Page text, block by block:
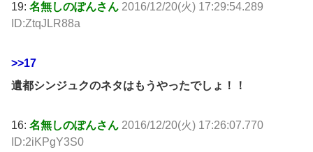
19: 名無しのぽんさん 2016/12/20(火) 17:29:54.289
ID:ZtqJLR88a
>>17
遺都シンジュクのネタはもうやったでしょ！！
16: 名無しのぽんさん 2016/12/20(火) 17:26:07.770
ID:2iKPgY3S0